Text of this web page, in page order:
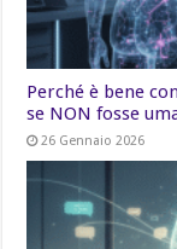
Perché è bene
se NON fosse
26 Gennaio 2026